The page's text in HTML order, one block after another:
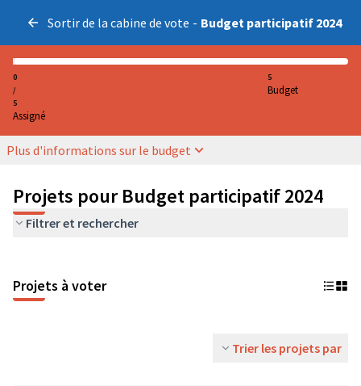
Sortir de la cabine de vote - Budget participatif 2024
0
/
5
Assigné
5
Budget
Plus d'informations sur le budget
Projets pour Budget participatif 2024
Filtrer et rechercher
Projets à voter
Trier les projets par